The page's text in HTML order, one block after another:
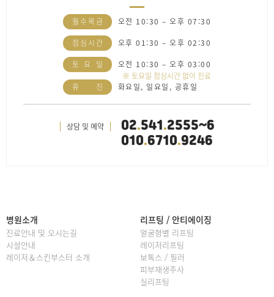
월수목금
오전 10:30 – 오후 07:30
점 심 시 간
오후 01:30 – 오후 02:30
토 요 일
오전 10:30 – 오후 03:00
※ 토요일 점심시간 없이 진료
휴
진 화요일, 일요일, 공휴일
상담 및 예약 02.541.2555~6
010.6710.9246
병원소개
진료안내 및 오시는길
시설안내
레이저＆스킨부스터 소개
리프팅 / 안티에이징
얼굴형별 리프팅
레이저리프팅
보톡스 / 필러
피부재생주사
실리프팅